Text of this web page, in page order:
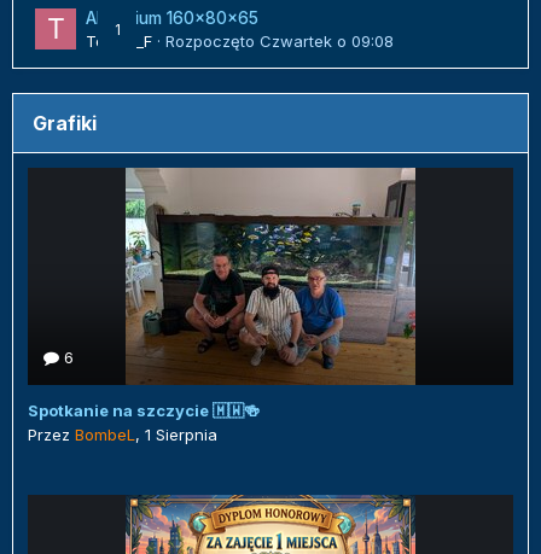
1
Akwarium 160x80x65
Tomek_F · Rozpoczęto Czwartek o 09:08
Grafiki
6
Spotkanie na szczycie 🇲🇼🍻
Przez BombeL , 1 Sierpnia